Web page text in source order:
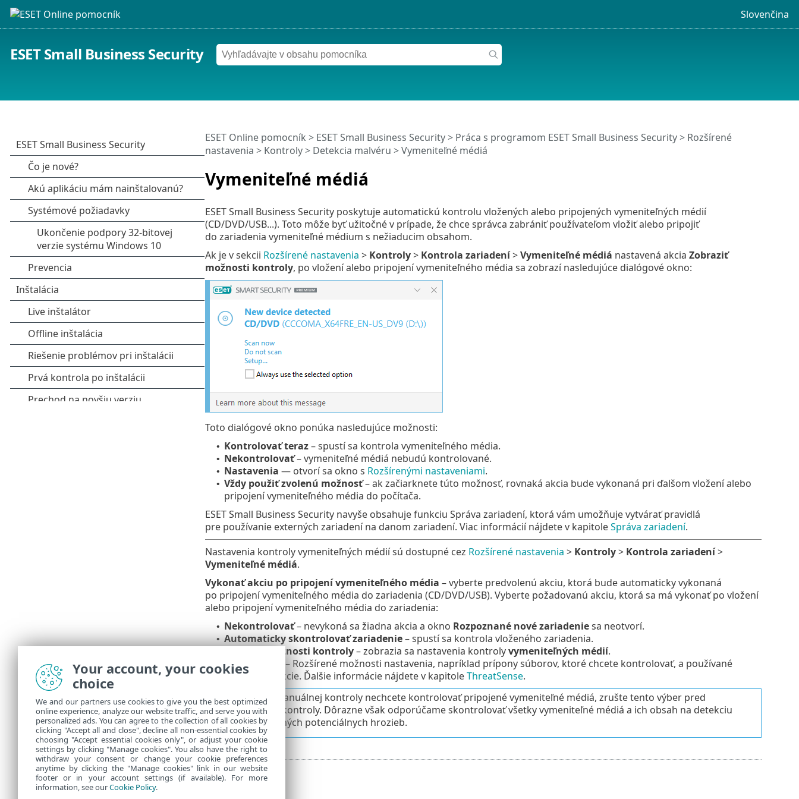
Slovenčina
ESET Small Business Security
Vymeniteľné médiá
ESET Online pomocník > ESET Small Business Security> Práca s programom ESET Small Business Security> Rozšírené
nastavenia > Kontroly> Detekcia malvéru > Vymeniteľné médiá
ESET Small Business Security poskytuje automatickú kontrolu vložených alebo pripojených vymeniteľných médií
(CD/DVD/USB...). Toto môže byť užitočné v prípade, že chce správca zabrániť používateľom vložiť alebo pripojiť
do zariadenia vymeniteľné médium s nežiaducim obsahom.
Ak je v sekcii Rozšírené nastavenia > Kontroly> Kontrola zariadení>Vymeniteľné médiá nastavená akcia Zobraziť
možnosti kontroly, po vložení alebo pripojení vymeniteľného média sa zobrazí nasledujúce dialógové okno:
Toto dialógové okno ponúka nasledujúce možnosti:
• Kontrolovať teraz– spustí sa kontrola vymeniteľného média.
• Nekontrolovať– vymeniteľné médiá nebudú kontrolované.
• Nastavenia — otvorí sa okno s Rozšírenými nastaveniami.
• Vždy použiť zvolenú možnosť– ak začiarknete túto možnosť, rovnaká akcia bude vykonaná pri ďalšom vložení alebo
pripojení vymeniteľného média do počítača.
ESET Small Business Security navyše obsahuje funkciu Správa zariadení, ktorá vám umožňuje vytvárať pravidlá
pre používanie externých zariadení na danom zariadení. Viac informácií nájdete v kapitoleSpráva zariadení.
Nastavenia kontroly vymeniteľných médií sú dostupné cez Rozšírené nastavenia > Kontroly> Kontrola zariadení>
Vymeniteľné médiá.
Vykonať akciu po pripojení vymeniteľného média – vyberte predvolenú akciu, ktorá bude automaticky vykonaná
po pripojení vymeniteľného média do zariadenia (CD/DVD/USB). Vyberte požadovanú akciu, ktorá sa má vykonať po vložení
alebo pripojení vymeniteľného média do zariadenia:
• Nekontrolovať– nevykoná sa žiadna akcia a okno Rozpoznané nové zariadeniesa neotvorí.
• Automaticky skontrolovať zariadenie– spustí sa kontrola vloženého zariadenia.
Zobraziť možnosti kontroly– zobrazia sa nastavenia kontrolyvymeniteľných médií.
ThreatSense
– Rozšírené možnosti nastavenia, napríklad prípony súborov, ktoré chcete kontrolovať, a používané
metódy detekcie. Ďalšie informácie nájdete v kapitoleThreatSense.
Ak počas manuálnej kontroly nechcete kontrolovať pripojené vymeniteľné médiá, zrušte tento výber pred
spustením kontroly. Dôrazne však odporúčame skontrolovať všetky vymeniteľné médiá a ich obsah na detekciu
malvéru a iných potenciálnych hrozieb.
Your account, your cookies
choice
We and our partners use cookies to give you the best optimized
online experience, analyze our website traffic, and serve you with
personalized ads. You can agree to the collection of all cookies by
clicking "Accept all and close", decline all non-essential cookies by
choosing "Accept essential cookies only", or adjust your cookie
settings by clicking "Manage cookies". You also have the right to
withdraw your consent or change your cookie preferences
anytime by clicking the "Manage cookies" link in our website
footer or in your account settings (if available). For more
information, see ourCookie Policy.